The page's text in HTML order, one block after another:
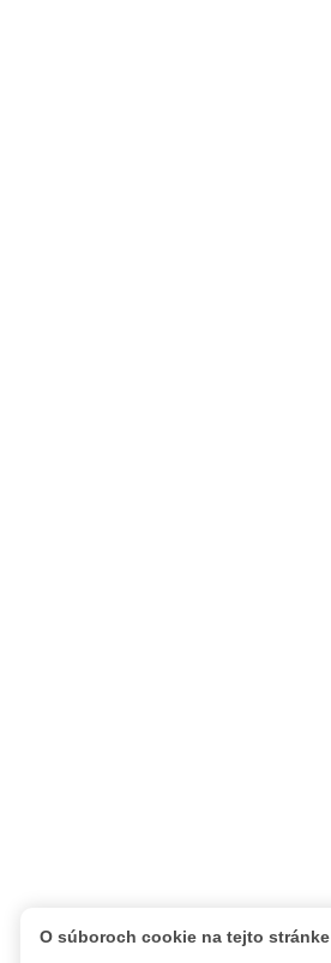
O súboroch cookie na tejto stránke